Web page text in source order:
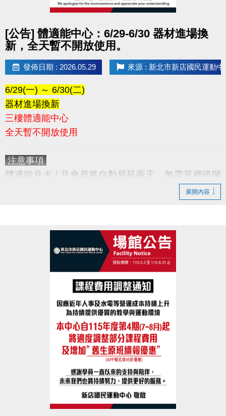
[公告] 體適能中心：6/29-6/30 器材進場換
新，全天暫不開放使用。
發佈日期 : 2026.05.29 來源 : 新北市新店國民運動中
6/29(一) ～ 6/30(二)
器材進場換新
三樓體適能中心
全天暫不開放使用
注意事項
體適能月卡 / 月會員將自動展延兩天，無需至櫃檯辦
感謝您的配合
展開內容